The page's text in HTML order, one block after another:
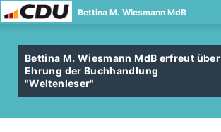
Bettina M. Wiesmann MdB
Bettina M. Wiesmann MdB erfreut über
Ehrung der Buchhandlung
"Weltenleser"